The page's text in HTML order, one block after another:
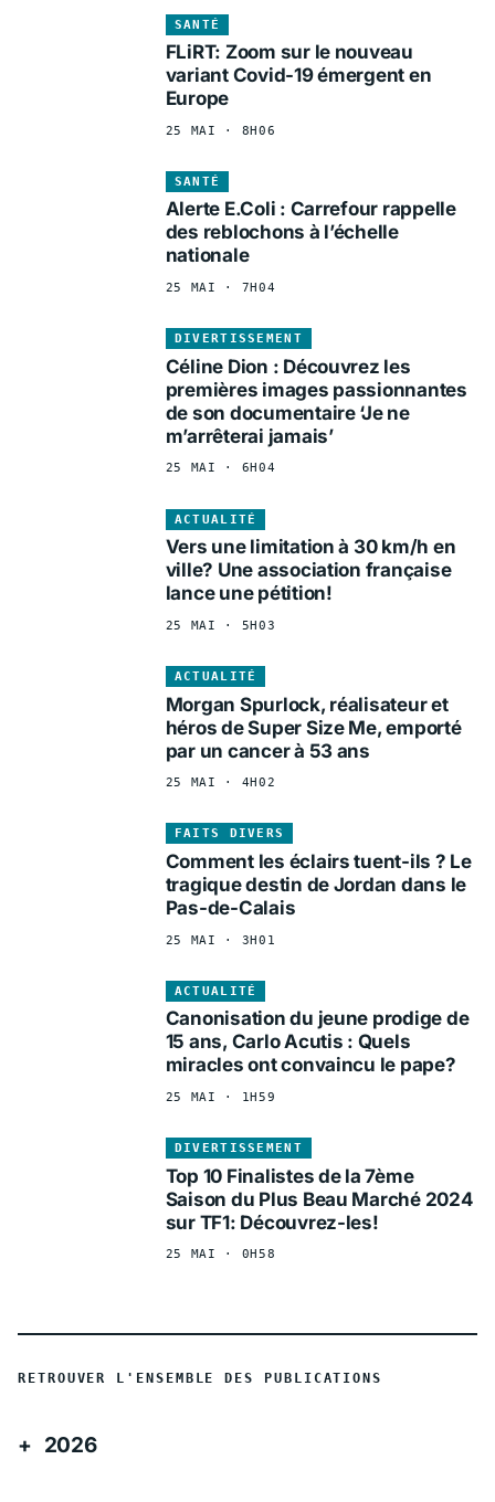
SANTÉ
FLiRT: Zoom sur le nouveau
variant Covid-19 émergent en
Europe
25 MAI · 8H06
SANTÉ
Alerte E.Coli : Carrefour rappelle
des reblochons à l’échelle
nationale
25 MAI · 7H04
DIVERTISSEMENT
Céline Dion : Découvrez les
premières images passionnantes
de son documentaire ‘Je ne
m’arrêterai jamais’
25 MAI · 6H04
ACTUALITÉ
Vers une limitation à 30 km/h en
ville? Une association française
lance une pétition!
25 MAI · 5H03
ACTUALITÉ
Morgan Spurlock, réalisateur et
héros de Super Size Me, emporté
par un cancer à 53 ans
25 MAI · 4H02
FAITS DIVERS
Comment les éclairs tuent-ils ? Le
tragique destin de Jordan dans le
Pas-de-Calais
25 MAI · 3H01
ACTUALITÉ
Canonisation du jeune prodige de
15 ans, Carlo Acutis : Quels
miracles ont convaincu le pape?
25 MAI · 1H59
DIVERTISSEMENT
Top 10 Finalistes de la 7ème
Saison du Plus Beau Marché 2024
sur TF1: Découvrez-les!
25 MAI · 0H58
RETROUVER L'ENSEMBLE DES PUBLICATIONS
2026